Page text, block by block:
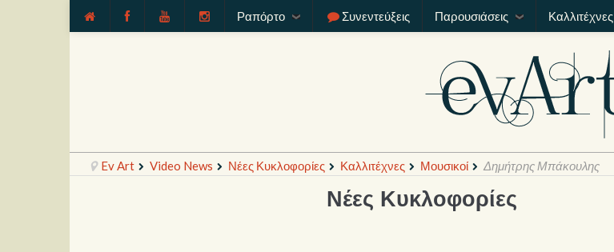
Ραπόρτο Συνεντεύξεις Παρουσιάσεις Καλλιτέχνες
Ev Art Video News Νέες Κυκλοφορίες Καλλιτέχνες Μουσικοί Δημήτρης Μπάκουλης
Νέες Κυκλοφορίες